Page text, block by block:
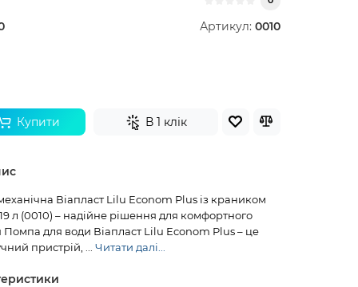
Артикул: 0010
Купити В 1 клік
Віапласт Lilu Econom Plus із краником
19 л (0010) – надійне рішення для комфортного
для води Віапласт Lilu Econom Plus – це
пристрій, ... Читати далі...